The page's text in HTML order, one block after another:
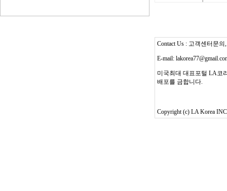
Contact Us : 고객센터문의
E-mail:
미국최대 대표포털 LA코
배포를 금합니다.
Copyright (c) LA Korea